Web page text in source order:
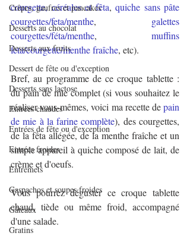
Crêpes, gaufres et pancakes
Desserts au chocolat
Desserts aux fruits
Dessert de fête ou d'exception
Desserts sans lactose
Entrées chaudes
Entrées de fête ou d'exception
Entrées froides
Entremets
Gaspachos et soupes froides
Gâteaux
Gratins
courgette, céréales et fêta, quiche sans pâte
courgettes/feta/menthe, galettes
courgettes/féta/menthe, muffins
feta/courgette/menthe fraîche, etc).
Bref, au programme de ce croque tablette :
du pain de mie complet (si vous souhaitez le
réaliser vous-mêmes, voici ma recette de pain
de mie à la farine complète), des courgettes,
de la fêta allégée, de la menthe fraîche et un
simple appareil à quiche composé de lait, de
crème et d'oeufs.
Vous pourrez déguster ce croque tablette
chaud, tiède ou même froid, accompagné
d'une salade.